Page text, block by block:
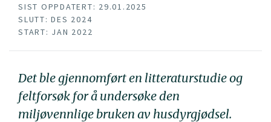
SIST OPPDATERT: 29.01.2025
SLUTT: DES 2024
START: JAN 2022
Det ble gjennomført en litteraturstudie og
feltforsøk for å undersøke den
miljøvennlige bruken av husdyrgjødsel.